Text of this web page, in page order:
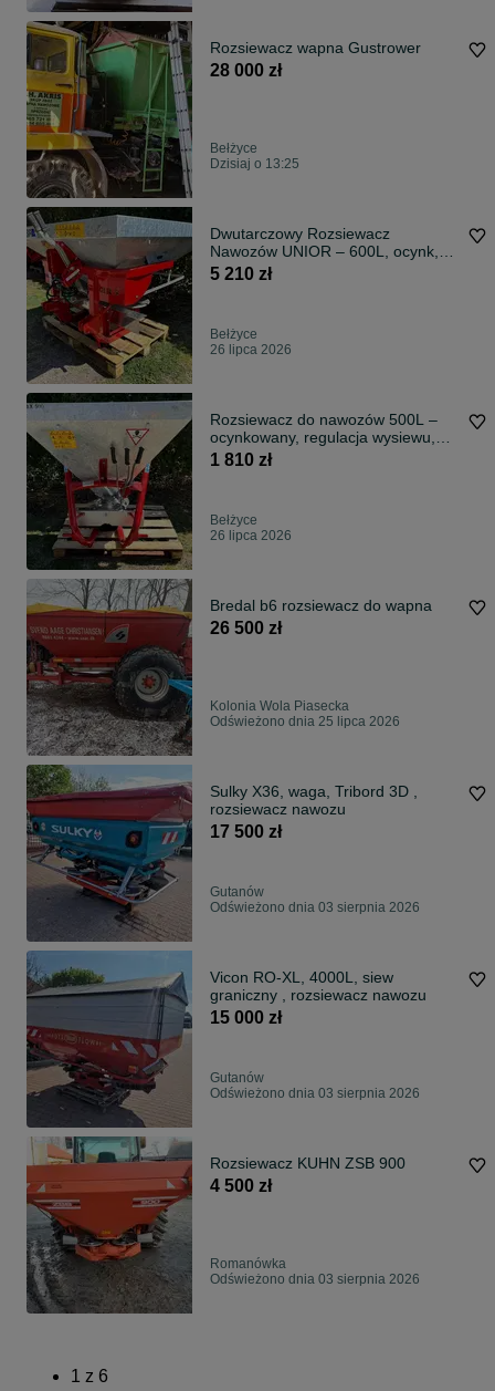
Rozsiewacz wapna Gustrower
28 000 zł
Bełżyce
Dzisiaj o 13:25
Dwutarczowy Rozsiewacz
Nawozów UNIOR – 600L, ocynk,
hydraulika
5 210 zł
Bełżyce
26 lipca 2026
Rozsiewacz do nawozów 500L –
ocynkowany, regulacja wysiewu,
pokrowiec
1 810 zł
Bełżyce
26 lipca 2026
Bredal b6 rozsiewacz do wapna
26 500 zł
Kolonia Wola Piasecka
Odświeżono dnia 25 lipca 2026
Sulky X36, waga, Tribord 3D ,
rozsiewacz nawozu
17 500 zł
Gutanów
Odświeżono dnia 03 sierpnia 2026
Vicon RO-XL, 4000L, siew
graniczny , rozsiewacz nawozu
15 000 zł
Gutanów
Odświeżono dnia 03 sierpnia 2026
Rozsiewacz KUHN ZSB 900
4 500 zł
Romanówka
Odświeżono dnia 03 sierpnia 2026
1 z 6